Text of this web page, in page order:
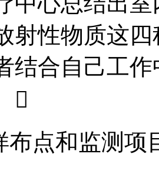
射性物质这
结合自己工

点和监测项